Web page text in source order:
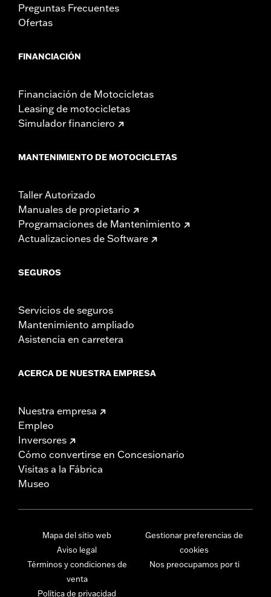
Preguntas Frecuentes
Ofertas
FINANCIACIÓN
Financiación de Motocicletas
Leasing de motocicletas
Simulador financiero
MANTENIMIENTO DE MOTOCICLETAS
Taller Autorizado
Manuales de propietario
Programaciones de Mantenimiento
Actualizaciones de Software
SEGUROS
Servicios de seguros
Mantenimiento ampliado
Asistencia en carretera
ACERCA DE NUESTRA EMPRESA
Nuestra empresa
Empleo
Inversores
Cómo convertirse en Concesionario
Visitas a la Fábrica
Museo
Mapa del sitio web
Aviso legal
Términos y condiciones de
venta
Política de privacidad
Gestionar preferencias de
cookies
Nos preocupamos por ti